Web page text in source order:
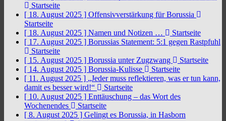
Startseite
[ 18. August 2025 ] Offensivverstärkung für Borussia
Startseite
[ 18. August 2025 ] Namen und Notizen …
Startseite
[ 17. August 2025 ] Borussias Statement: 5:1 gegen Rastpfuhl
Startseite
[ 15. August 2025 ] Borussia unter Zugzwang
Startseite
[ 14. August 2025 ] Borussia-Kulisse
Startseite
[ 11. August 2025 ] „Jeder muss reflektieren, was er tun kann,
damit es besser wird!“
Startseite
[ 10. August 2025 ] Enttäuschung – das Wort des
Wochenendes
Startseite
[ 8. August 2025 ] Gelingt es Borussia, in Hasborn